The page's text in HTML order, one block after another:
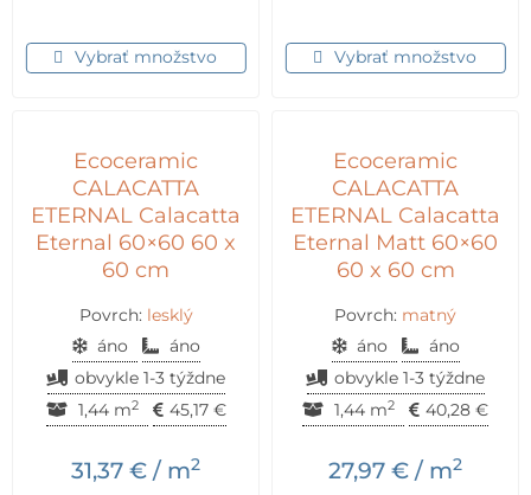
Vybrať množstvo Vybrať množstvo
Ecoceramic
CALACATTA
ETERNAL Calacatta
Eternal 60×60 60 x
60 cm
Povrch: lesklý
áno
áno
obvykle 1-3 týždne
1,44 m2 45,17 €
31,37 € / m2
Ecoceramic
CALACATTA
ETERNAL Calacatta
Eternal Matt 60×60
60 x 60 cm
Povrch: matný
áno
áno
obvykle 1-3 týždne
1,44 m2 40,28 €
27,97 € / m2